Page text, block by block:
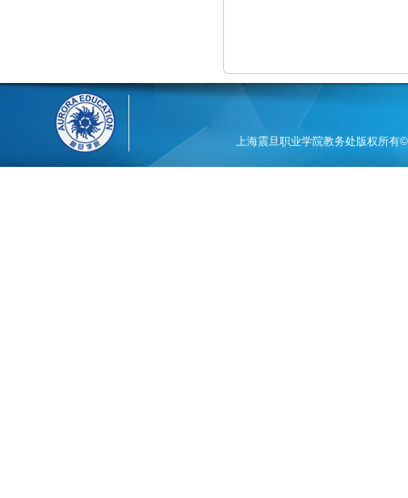
上海震旦职业学院教务处版权所